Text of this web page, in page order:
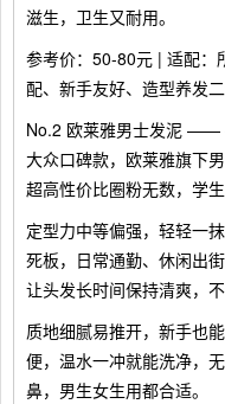
滋生，卫生又耐用。
参考价：50-80元 | 适配：
配、新手友好、造型养发
No.2 欧莱雅男士发泥 ——
大众口碑款，欧莱雅旗下
超高性价比圈粉无数，学
定型力中等偏强，轻轻一
死板，日常通勤、休闲出
让头发长时间保持清爽，
质地细腻易推开，新手也
便，温水一冲就能洗净，
鼻，男生女生用都合适。